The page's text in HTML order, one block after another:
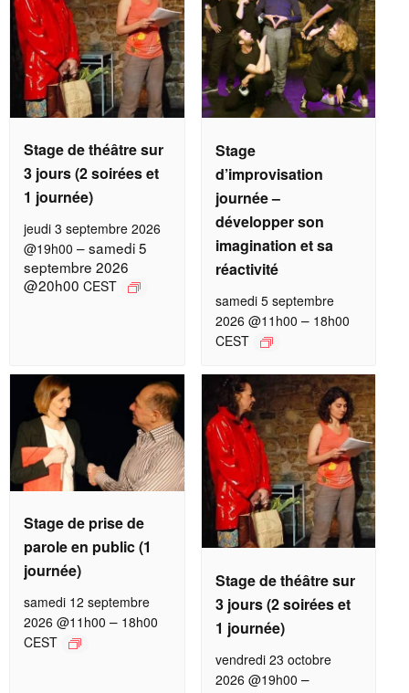
Stage de théâtre sur
3 jours (2 soirées et
1 journée)
jeudi 3 septembre 2026
@19h00 –samedi 5
septembre 2026
@20h00 CEST
Stage
d’improvisation
journée –
développer son
imagination et sa
réactivité
samedi 5 septembre
2026 @11h00 – 18h00
CEST
Stage de prise de
parole en public (1
journée)
samedi 12 septembre
2026 @11h00 – 18h00
CEST
Stage de théâtre sur
3 jours (2 soirées et
1 journée)
vendredi 23 octobre
2026 @19h00 –